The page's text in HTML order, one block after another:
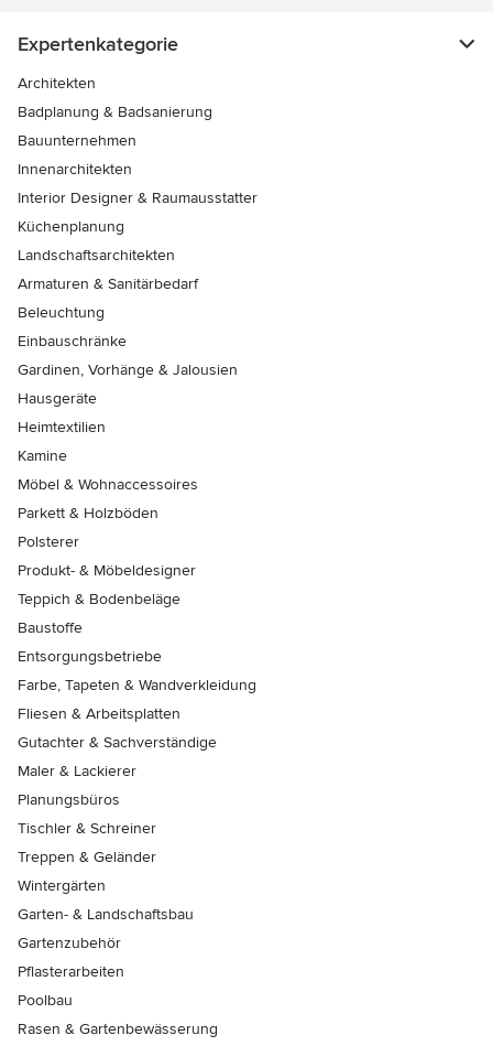
Expertenkategorie
Architekten
Badplanung & Badsanierung
Bauunternehmen
Innenarchitekten
Interior Designer & Raumausstatter
Küchenplanung
Landschaftsarchitekten
Armaturen & Sanitärbedarf
Beleuchtung
Einbauschränke
Gardinen, Vorhänge & Jalousien
Hausgeräte
Heimtextilien
Kamine
Möbel & Wohnaccessoires
Parkett & Holzböden
Polsterer
Produkt- & Möbeldesigner
Teppich & Bodenbeläge
Baustoffe
Entsorgungsbetriebe
Farbe, Tapeten & Wandverkleidung
Fliesen & Arbeitsplatten
Gutachter & Sachverständige
Maler & Lackierer
Planungsbüros
Tischler & Schreiner
Treppen & Geländer
Wintergärten
Garten- & Landschaftsbau
Gartenzubehör
Pflasterarbeiten
Poolbau
Rasen & Gartenbewässerung